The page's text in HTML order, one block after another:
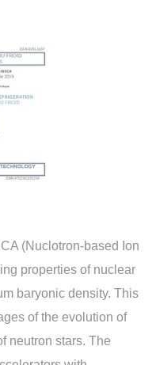
(Nuclotron-based Ion
properties of nuclear
baryonic density. This
of the evolution of
neutron stars. The